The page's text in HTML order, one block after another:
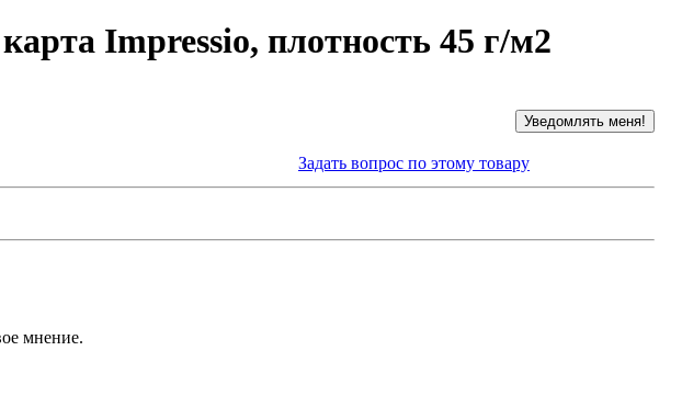
Impressio, плотность 45 г/м2
Задать вопрос по этому товару
мнение.